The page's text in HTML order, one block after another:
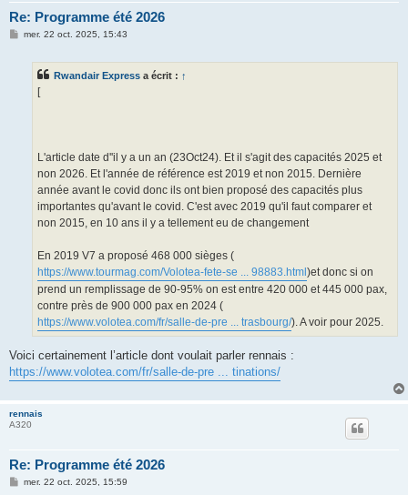
Re: Programme été 2026
Mmer. 22 oct. 2025, 15:43
Rwandair Express a écrit : ↑
[
L'article date d''il y a un an (23Oct24). Et il s'agit des capacités 2025 et
non 2026. Et l'année de référence est 2019 et non 2015. Dernière
année avant le covid donc ils ont bien proposé des capacités plus
importantes qu'avant le covid. C'est avec 2019 qu'il faut comparer et
non 2015, en 10 ans il y a tellement eu de changement
En 2019 V7 a proposé 468 000 sièges (
https://www.tourmag.com/Volotea-fete-se ... 98883.html)et donc si on
prend un remplissage de 90-95% on est entre 420 000 et 445 000 pax,
contre près de 900 000 pax en 2024 (
https://www.volotea.com/fr/salle-de-pre ... trasbourg/). A voir pour 2025.
Voici certainement l’article dont voulait parler rennais :
https://www.volotea.com/fr/salle-de-pre ... tinations/
rennais
A320
Re: Programme été 2026
Mmer. 22 oct. 2025, 15:59